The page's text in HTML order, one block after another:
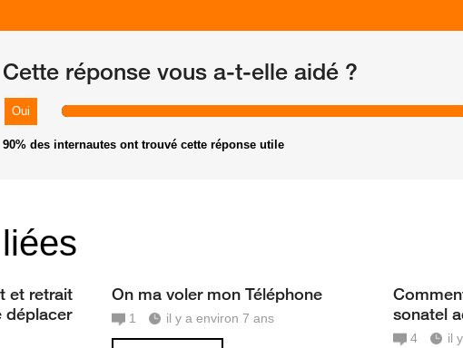
Cette réponse vous a-t-elle aidé ?
Oui
90% des internautes ont trouvé cette réponse utile
et retrait
déplacer
On ma voler mon Téléphone
1 il y a environ 7 ans
sonatel
4 il